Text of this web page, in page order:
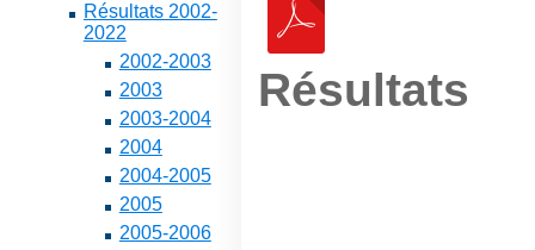
Résultats 2002-
2022
2002-2003
2003
2003-2004
2004
2004-2005
2005
2005-2006
Résultats